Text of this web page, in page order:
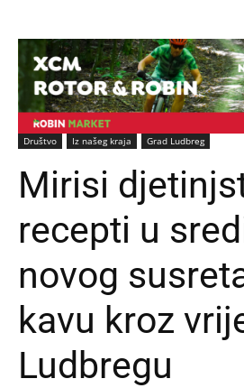
Društvo Iz našeg kraja Grad Ludbreg
Mirisi
recepti u
novog
kavu kroz
Ludbregu